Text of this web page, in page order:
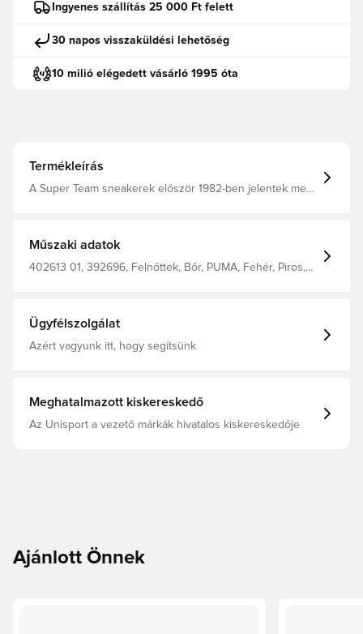
Ingyenes szállítás 25 000 Ft felett
30 napos visszaküldési lehetőség
10 milió elégedett vásárló 1995 óta
Termékleírás
A Super Team sneakerek először 1982-ben jelentek meg.
megmutathatod a csapat iránti szeretetedet. Bőr
AC Milan grafika a talpbetéten Normál szélesség
Műszaki adatok
402613 01, 392696, Felnőttek, Bőr, PUMA, Fehér, Piros,
Ügyfélszolgálat
Azért vagyunk itt, hogy segítsünk
Meghatalmazott kiskereskedő
Az Unisport a vezető márkák hivatalos kiskereskedője
Ajánlott Önnek